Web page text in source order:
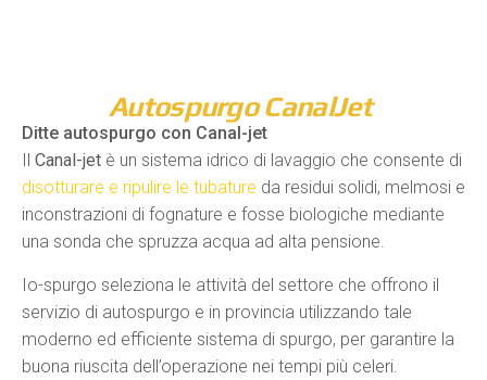
Autospurgo CanalJet
Ditte autospurgo con Canal-jet
Il Canal-jet è un sistema idrico di lavaggio che consente di
disotturare e ripulire le tubature da residui solidi, melmosi e
inconstrazioni di fognature e fosse biologiche mediante
una sonda che spruzza acqua ad alta pensione.
Io-spurgo seleziona le attività del settore che offrono il
servizio di autospurgo e in provincia utilizzando tale
moderno ed efficiente sistema di spurgo, per garantire la
buona riuscita dell’operazione nei tempi più celeri.